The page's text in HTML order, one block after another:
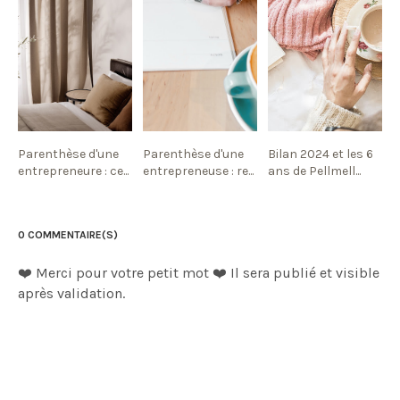
Parenthèse d'une
entrepreneure : ce...
Parenthèse d'une
entrepreneuse : re...
Bilan 2024 et les 6
ans de Pellmell...
0 COMMENTAIRE(S)
❤️ Merci pour votre petit mot ❤️ Il sera publié et visible
après validation.